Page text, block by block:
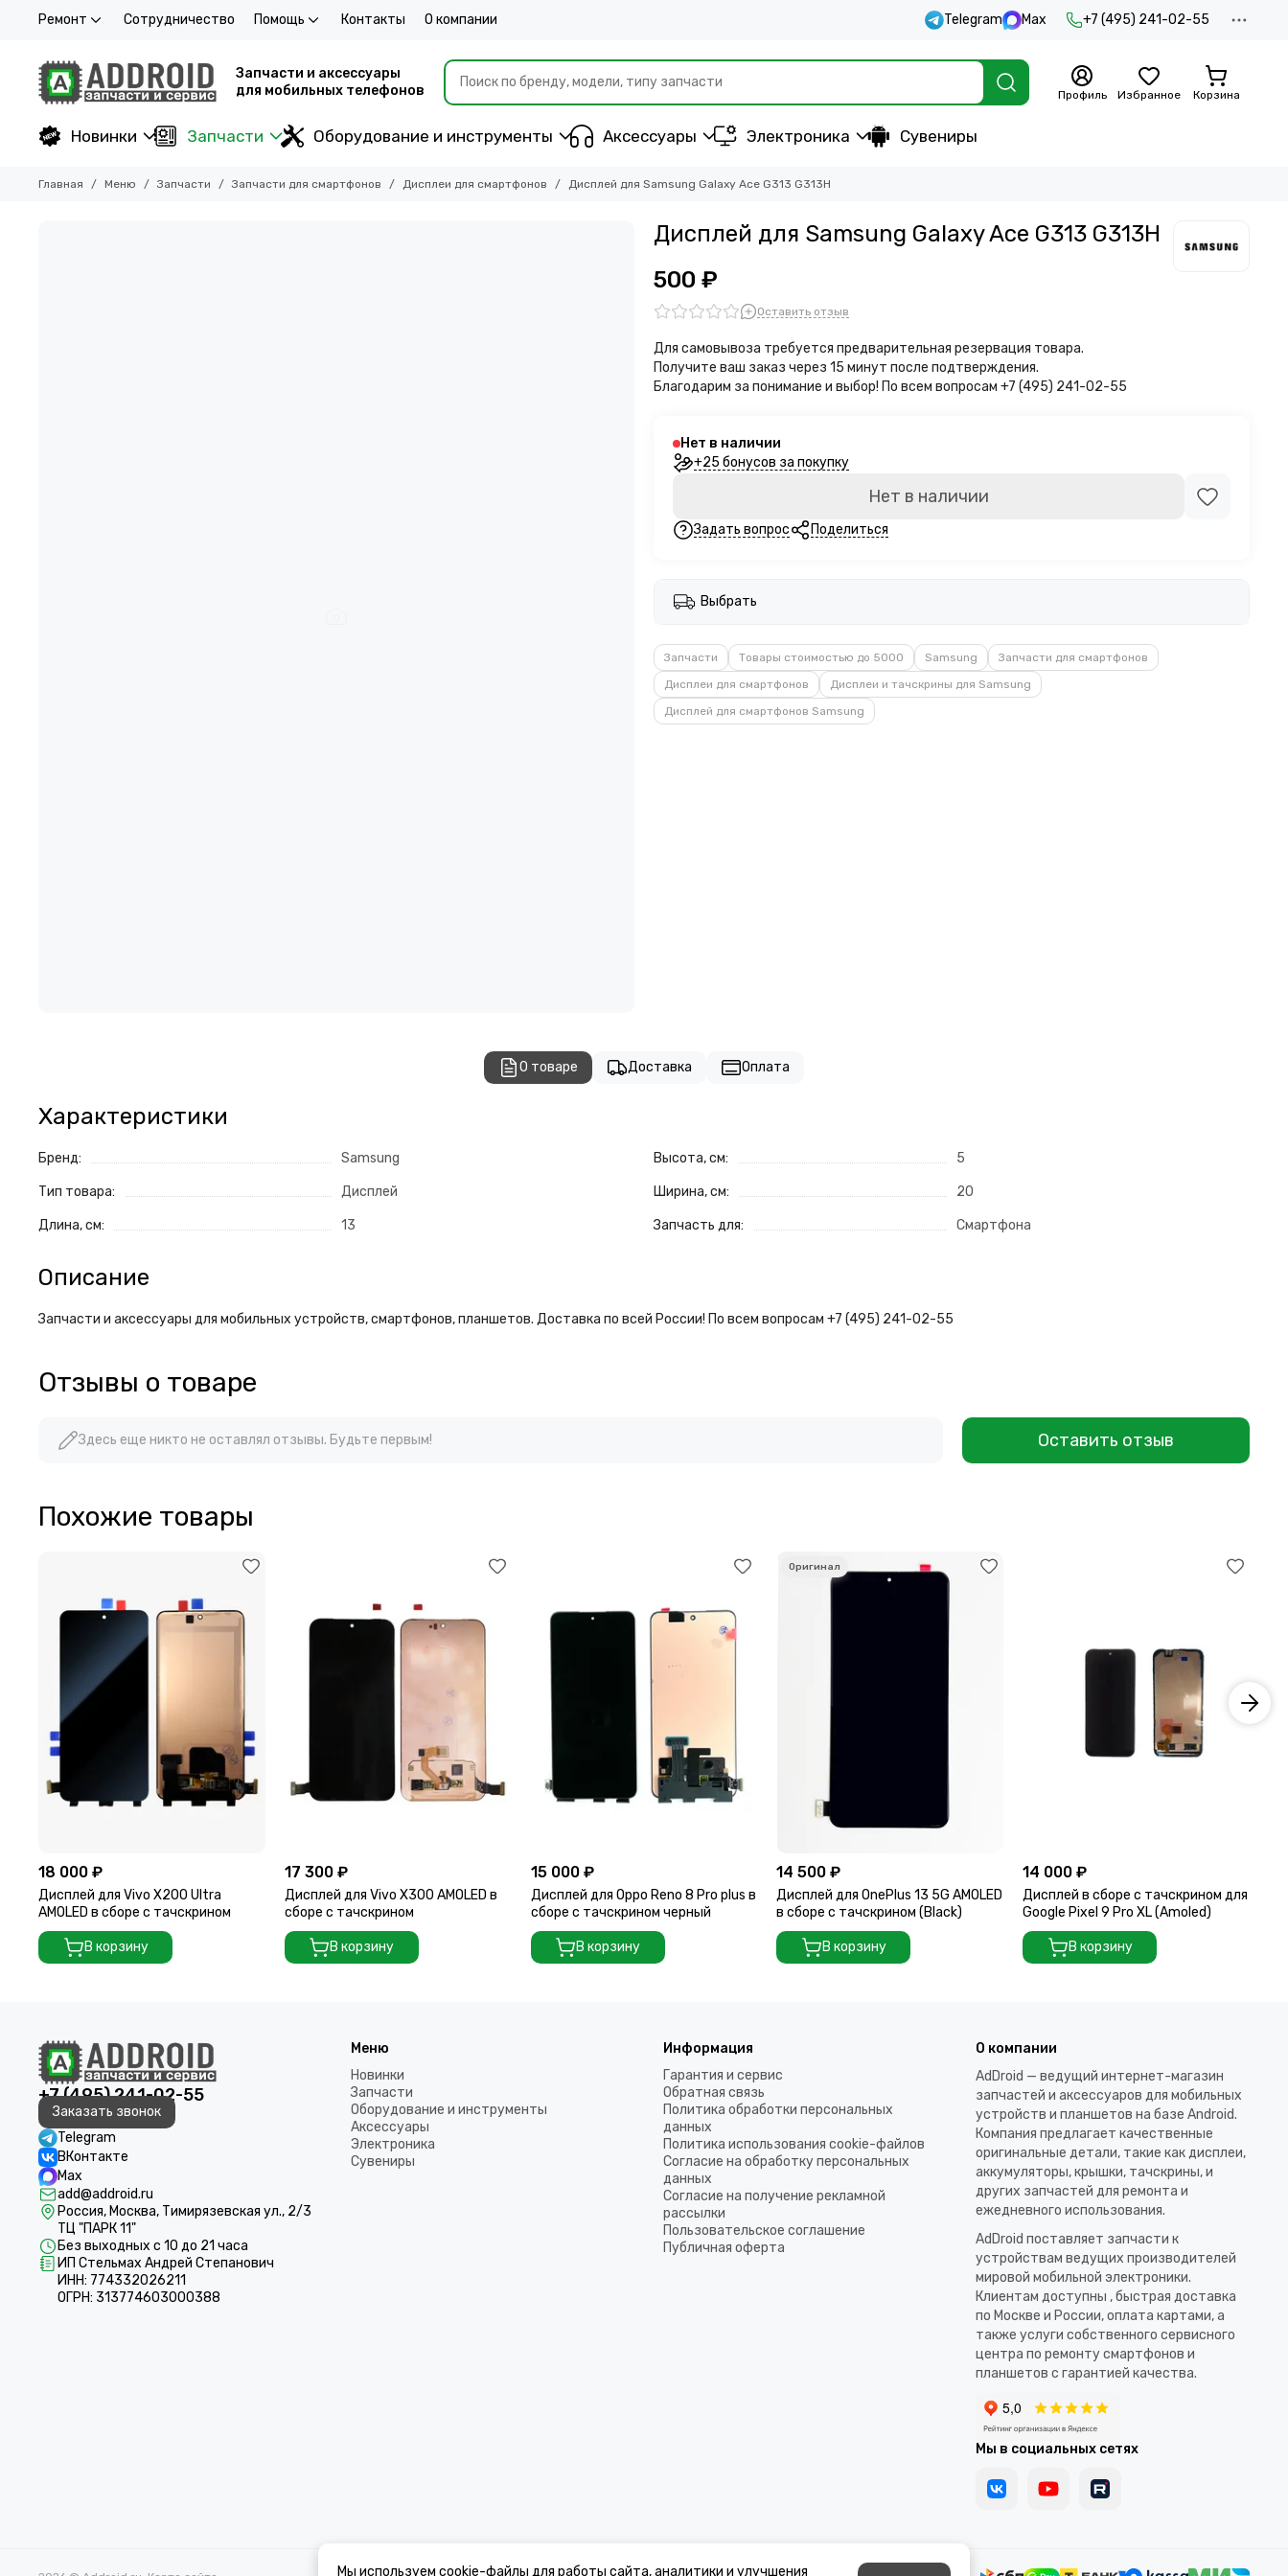
Ремонт Сотрудничество Помощь Контакты О компании Telegram Max +7 (495) 241-02-55
Запчасти и аксессуары
для мобильных телефонов
Профиль Избранное Корзина
Новинки Запчасти Оборудование и инструменты Аксессуары Электроника Сувениры
Главная Меню Запчасти Запчасти для смартфонов Дисплеи для смартфонов Дисплей для Samsung Galaxy Ace G313 G313H
Дисплей для Samsung Galaxy Ace G313 G313H
500 ₽
Оставить отзыв
Для самовывоза требуется предварительная резервация товара.
Получите ваш заказ через 15 минут после подтверждения.
Благодарим за понимание и выбор! По всем вопросам +7 (495) 241-02-55
Нет в наличии
+25 бонусов за покупку
Нет в наличии
Задать вопрос Поделиться
Выбрать
Запчасти Товары стоимостью до 5000 Samsung
Запчасти для смартфонов
Дисплеи для смартфонов
Дисплеи и тачскрины для Samsung
Дисплей для смартфонов Samsung
О товаре Доставка Оплата
Характеристики
Бренд: Samsung
Тип товара: Дисплей
Длина, см: 13
Высота, см: 5
Ширина, см: 20
Запчасть для: Смартфона
Описание
Запчасти и аксессуары для мобильных устройств, смартфонов, планшетов. Доставка по всей России! По всем вопросам +7 (495) 241-02-55
Отзывы о товаре
Здесь еще никто не оставлял отзывы. Будьте первым! Оставить отзыв
Похожие товары
18 000 ₽
Дисплей для Vivo X200 Ultra
AMOLED в сборе с тачскрином
В корзину
17 300 ₽
Дисплей для Vivo X300 AMOLED в
сборе с тачскрином
В корзину
15 000 ₽
Дисплей для Oppo Reno 8 Pro plus в
сборе с тачскрином черный
В корзину
14 500 ₽
Дисплей для OnePlus 13 5G AMOLED
в сборе с тачскрином (Black)
В корзину
14 000 ₽
Дисплей в сборе с тачскрином для
Google Pixel 9 Pro XL (Amoled)
В корзину
+7 (495) 241-02-55
Заказать звонок
Telegram
ВКонтакте
Max
add@addroid.ru
Россия, Москва, Тимирязевская ул., 2/3
ТЦ "ПАРК 11"
Без выходных с 10 до 21 часа
ИП Стельмах Андрей Степанович
ИНН: 774332026211
ОГРН: 313774603000388
Меню
Новинки
Запчасти
Оборудование и инструменты
Аксессуары
Электроника
Сувениры
Информация
Гарантия и сервис
Обратная связь
Политика обработки персональных
данных
Политика использования cookie-файлов
Согласие на обработку персональных
данных
Согласие на получение рекламной
рассылки
Пользовательское соглашение
Публичная оферта
О компании
AdDroid — ведущий интернет-магазин
запчастей и аксессуаров для мобильных
устройств и планшетов на базе Android.
Компания предлагает качественные
оригинальные детали, такие как дисплеи,
аккумуляторы, крышки, тачскрины, и
других запчастей для ремонта и
ежедневного использования.​
AdDroid поставляет запчасти к
устройствам ведущих производителей
мировой мобильной электроники.
Клиентам доступны , быстрая доставка
по Москве и России, оплата картами, а
также услуги собственного сервисного
центра по ремонту смартфонов и
планшетов с гарантией качества.
Мы в социальных сетях
Мы используем cookie-файлы для работы сайта, аналитики и улучшения